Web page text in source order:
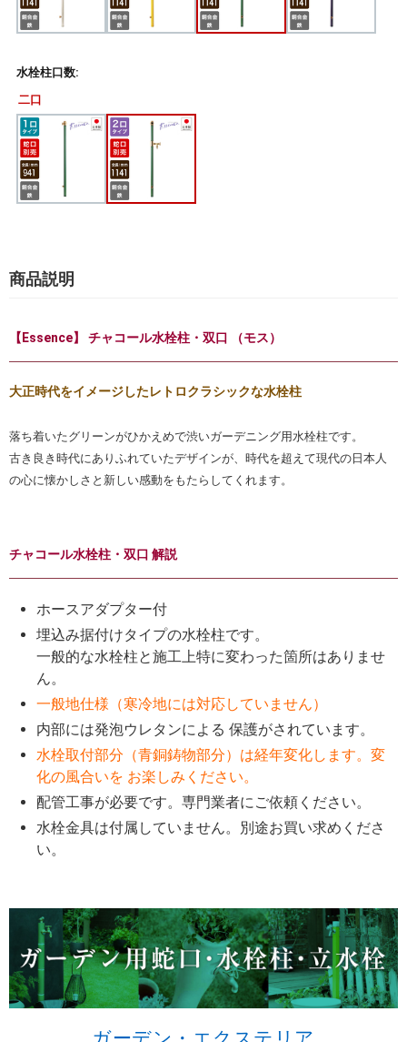
水栓柱口数:
二口
商品説明
【Essence】 チャコール水栓柱・双口 （モス）
大正時代をイメージしたレトロクラシックな水栓柱
落ち着いたグリーンがひかえめで渋いガーデニング用水栓柱です。
古き良き時代にありふれていたデザインが、時代を超えて現代の日本人
の心に懐かしさと新しい感動をもたらしてくれます。
チャコール水栓柱・双口 解説
ホースアダプター付
埋込み据付けタイプの水栓柱です。
一般的な水栓柱と施工上特に変わった箇所はありませ
ん。
一般地仕様（寒冷地には対応していません）
内部には発泡ウレタンによる 保護がされています。
水栓取付部分（青銅鋳物部分）は経年変化します。変
化の風合いを お楽しみください。
配管工事が必要です。専門業者にご依頼ください。
水栓金具は付属していません。別途お買い求めくださ
い。